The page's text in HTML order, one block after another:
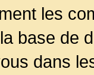
les
base de
dans